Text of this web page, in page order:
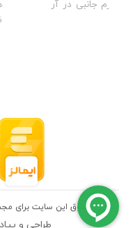
هارهای
ظرفیتهای
تمامی حقوق این سایت برای
طراحی و